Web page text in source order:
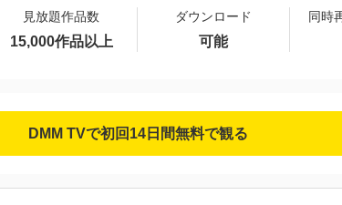
見放題作品数 ダウンロード 同時
15,000作品以上 可能
DMM TVで初回14日間無料で観る